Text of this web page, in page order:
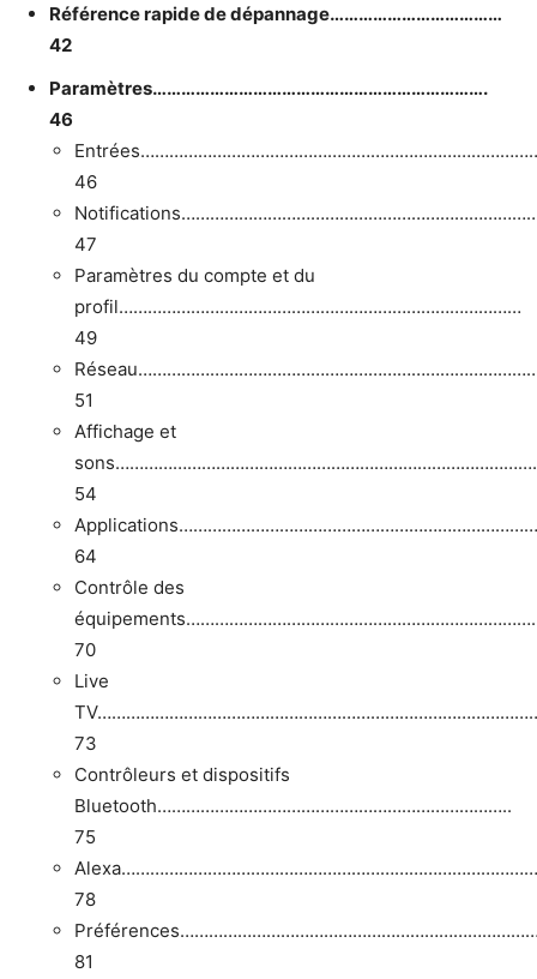
Référence rapide de dépannage………………………………
42
Paramètres…………………………………………………………….
46
46
47
Paramètres du compte et du
profil…………………………………………………………………………
49
51
Affichage et
54
64
Contrôle des
70
Live
73
Contrôleurs et dispositifs
Bluetooth………………………………………………………………..
75
78
81